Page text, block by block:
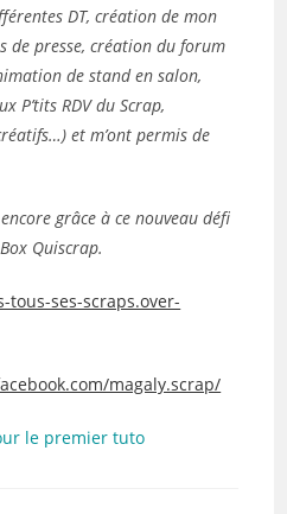
DT, création de mon
de presse, création du forum
de stand en salon,
P’tits RDV du Scrap,
et m’ont permis de
grâce à ce nouveau défi
Quiscrap.
tous-ses-scraps.over-
magaly.scrap/
le premier tuto